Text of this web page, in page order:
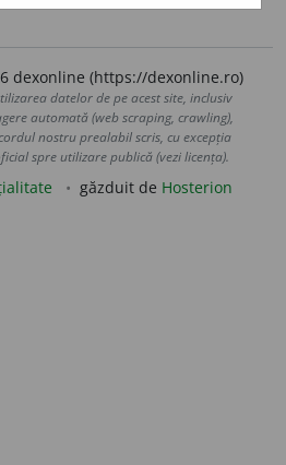
dexonline (https://dexonline.ro)
datelor de pe acest site, inclusiv
automată (web scraping, crawling),
nostru prealabil scris, cu excepția
spre utilizare publică (vezi licența).
găzduit de Hosterion